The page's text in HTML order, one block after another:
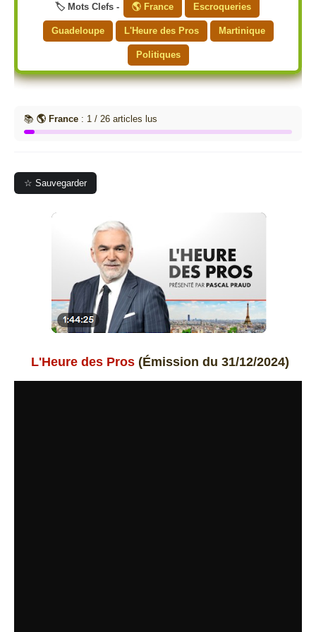
🏷️ Mots Clefs - 🌎 France Escroqueries
Guadeloupe L'Heure des Pros Martinique
Politiques
📚 🌎 France : 1 / 26 articles lus
☆ Sauvegarder
L'Heure des Pros(Émission du 31/12/2024)